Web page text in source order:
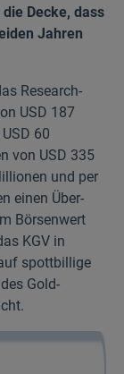
die Decke, dass
Jahren
Research­
USD 187
60
von USD 335
und per
einen Über­
Börsen­wert
KGV in
spottbillige
Gold-